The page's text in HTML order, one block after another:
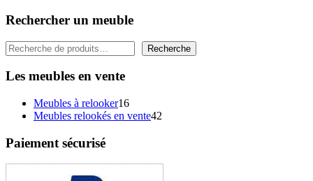
Rechercher un meuble
Rechercher Recherche
Les meubles en vente
Meubles à relooker1616
produits
Meubles relookés en vente42
Paiement sécurisé